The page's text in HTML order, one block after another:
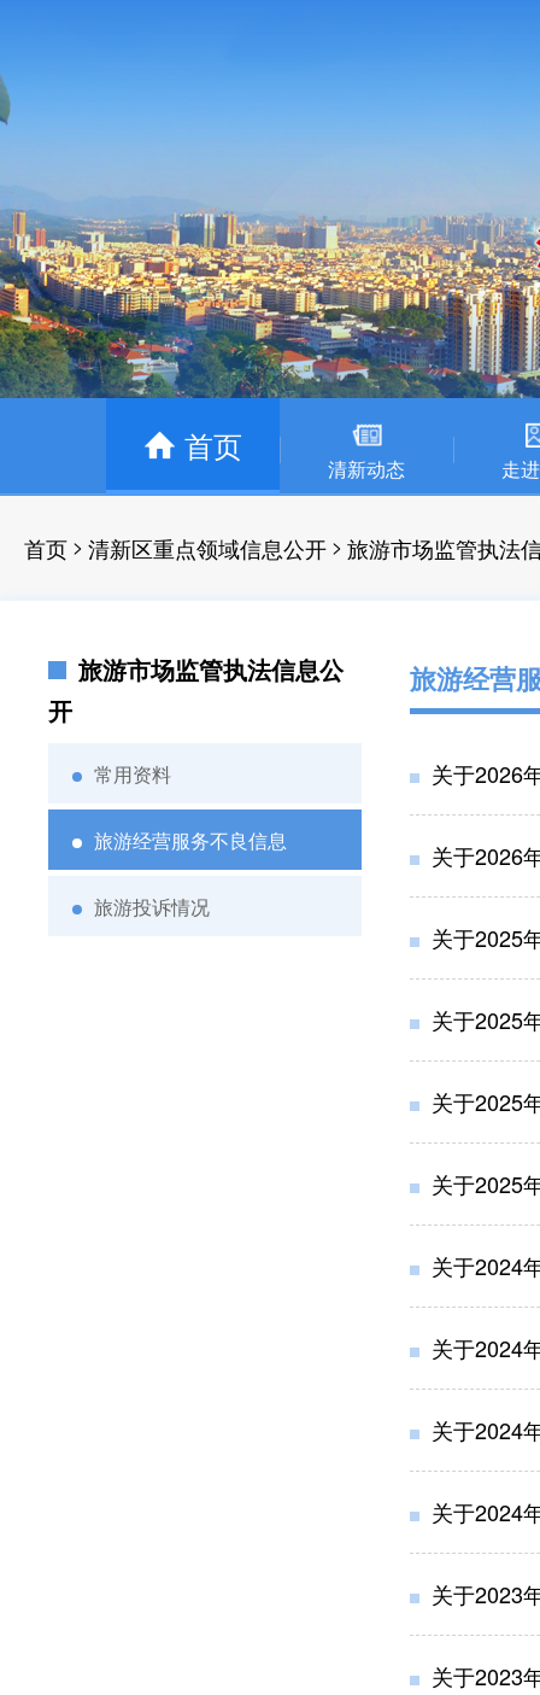
首页
清新动态 走
首页 > 清新区重点领域信息公开 > 旅游市场监管执法
旅游市场监管执法信息公
开
常用资料
旅游经营服务不良信息
旅游投诉情况
旅游经营
关于2026
关于2026
关于2025
关于2025
关于2025
关于2025
关于2024
关于2024
关于2024
关于2024
关于2023
关于2023